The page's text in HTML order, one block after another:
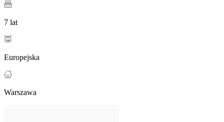
7 lat
Europejska
Warszawa